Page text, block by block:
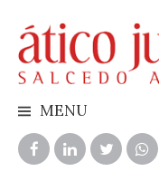
to
content
MENU